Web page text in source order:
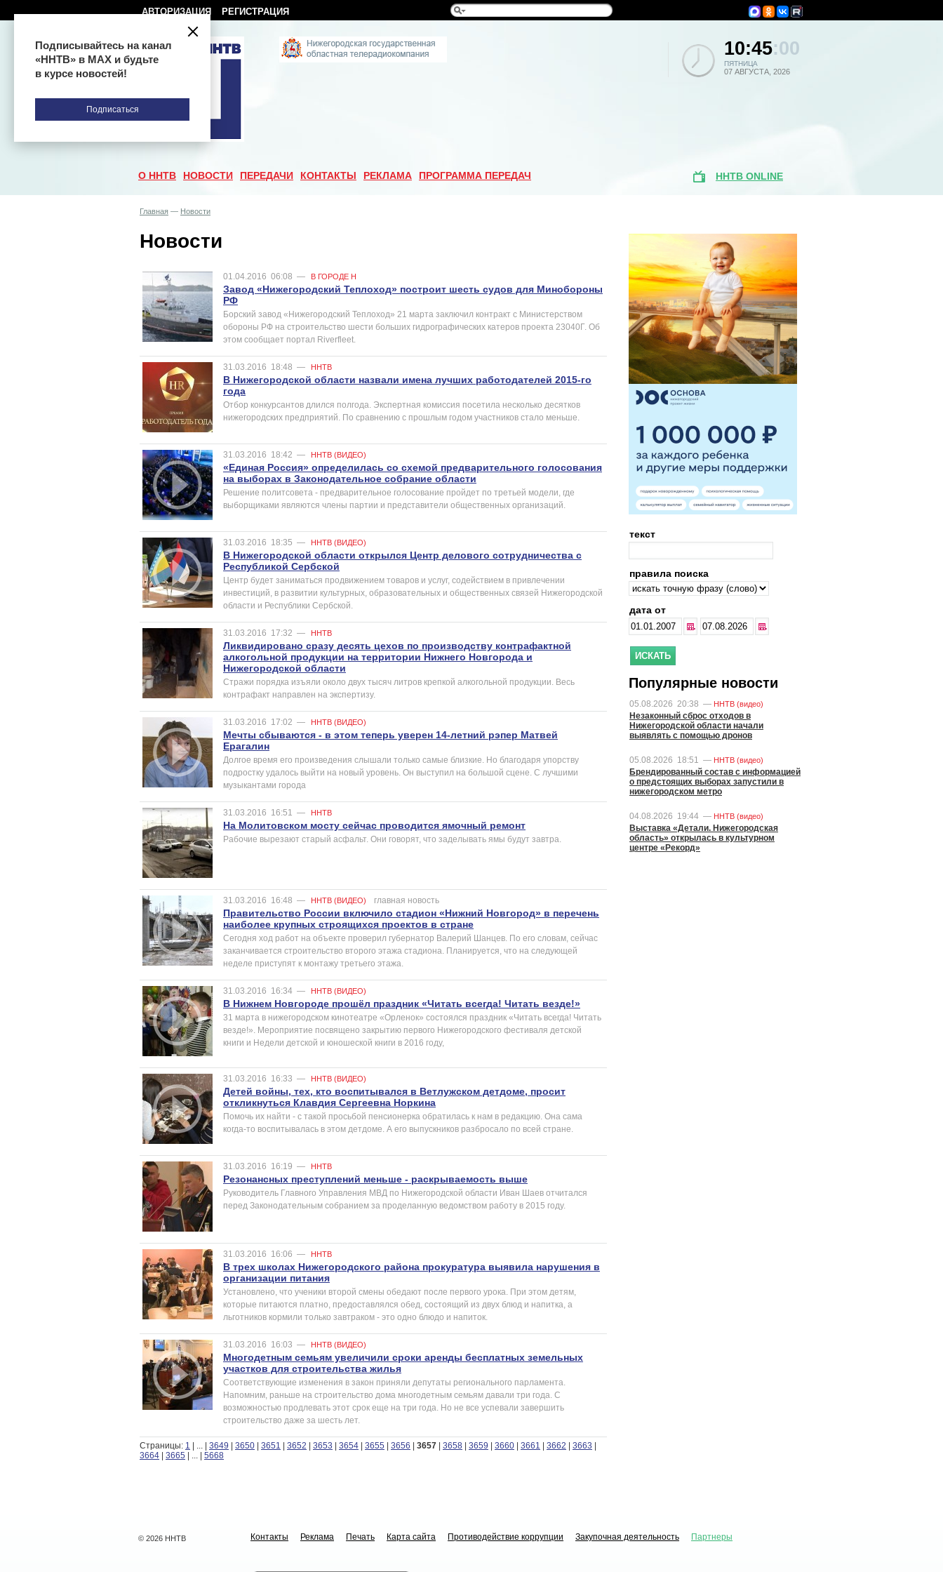
АВТОРИЗАЦИЯ РЕГИСТРАЦИЯ
10:45:00
ПЯТНИЦА
07 АВГУСТА, 2026
О ННТВ НОВОСТИ ПЕРЕДАЧИ КОНТАКТЫ РЕКЛАМА ПРОГРАММА ПЕРЕДАЧ ННТВ ONLINE
Главная — Новости
Новости
01.04.2016 06:08 — В ГОРОДЕ Н
Завод «Нижегородский Теплоход» построит шесть судов для Минобороны
РФ
Борский завод «Нижегородский Теплоход» 21 марта заключил контракт с Министерством
обороны РФ на строительство шести больших гидрографических катеров проекта 23040Г. Об
этом сообщает портал Riverfleet.
31.03.2016 18:48 — ННТВ
В Нижегородской области назвали имена лучших работодателей 2015-го
года
Отбор конкурсантов длился полгода. Экспертная комиссия посетила несколько десятков
нижегородских предприятий. По сравнению с прошлым годом участников стало меньше.
31.03.2016 18:42 — ННТВ (ВИДЕО)
«Единая Россия» определилась со схемой предварительного голосования
на выборах в Законодательное собрание области
Решение политсовета - предварительное голосование пройдет по третьей модели, где
выборщиками являются члены партии и представители общественных организаций.
31.03.2016 18:35 — ННТВ (ВИДЕО)
В Нижегородской области открылся Центр делового сотрудничества с
Республикой Сербской
Центр будет заниматься продвижением товаров и услуг, содействием в привлечении
инвестиций, в развитии культурных, образовательных и общественных связей Нижегородской
области и Республики Сербской.
31.03.2016 17:32 — ННТВ
Ликвидировано сразу десять цехов по производству контрафактной
алкогольной продукции на территории Нижнего Новгорода и
Нижегородской области
Стражи порядка изъяли около двух тысяч литров крепкой алкогольной продукции. Весь
контрафакт направлен на экспертизу.
31.03.2016 17:02 — ННТВ (ВИДЕО)
Мечты сбываются - в этом теперь уверен 14-летний рэпер Матвей
Ерагалин
Долгое время его произведения слышали только самые близкие. Но благодаря упорству
подростку удалось выйти на новый уровень. Он выступил на большой сцене. С лучшими
музыкантами города
31.03.2016 16:51 — ННТВ
На Молитовском мосту сейчас проводится ямочный ремонт
Рабочие вырезают старый асфальт. Они говорят, что заделывать ямы будут завтра.
31.03.2016 16:48 — ННТВ (ВИДЕО) главная новость
Правительство России включило cтадион «Нижний Новгород» в перечень
наиболее крупных строящихся проектов в стране
Сегодня ход работ на объекте проверил губернатор Валерий Шанцев. По его словам, сейчас
заканчивается строительство второго этажа стадиона. Планируется, что на следующей
неделе приступят к монтажу третьего этажа.
31.03.2016 16:34 — ННТВ (ВИДЕО)
В Нижнем Новгороде прошёл праздник «Читать всегда! Читать везде!»
31 марта в нижегородском кинотеатре «Орленок» состоялся праздник «Читать всегда! Читать
везде!». Мероприятие посвящено закрытию первого Нижегородского фестиваля детской
книги и Недели детской и юношеской книги в 2016 году,
31.03.2016 16:33 — ННТВ (ВИДЕО)
Детей войны, тех, кто воспитывался в Ветлужском детдоме, просит
откликнуться Клавдия Сергеевна Норкина
Помочь их найти - с такой просьбой пенсионерка обратилась к нам в редакцию. Она сама
когда-то воспитывалась в этом детдоме. А его выпускников разбросало по всей стране.
31.03.2016 16:19 — ННТВ
Резонансных преступлений меньше - раскрываемость выше
Руководитель Главного Управления МВД по Нижегородской области Иван Шаев отчитался
перед Законодательным собранием за проделанную ведомством работу в 2015 году.
31.03.2016 16:06 — ННТВ
В трех школах Нижегородского района прокуратура выявила нарушения в
организации питания
Установлено, что ученики второй смены обедают после первого урока. При этом детям,
которые питаются платно, предоставлялся обед, состоящий из двух блюд и напитка, а
льготников кормили только завтраком - это одно блюдо и напиток.
31.03.2016 16:03 — ННТВ (ВИДЕО)
Многодетным семьям увеличили сроки аренды бесплатных земельных
участков для строительства жилья
Соответствующие изменения в закон приняли депутаты регионального парламента.
Напомним, раньше на строительство дома многодетным семьям давали три года. С
возможностью продлевать этот срок еще на три года. Но не все успевали завершить
строительство даже за шесть лет.
Страницы: 1 | | 3649 | 3650 | 3651 | 3652 | 3653 | 3654 | 3655 | 3656 | 3657 | 3658 | 3659 | 3660 | 3661 | 3662 | 3663 |
3664 | 3665 | | 5668
текст
правила поиска
дата от
... ...
Популярные новости
05.08.2026 20:38 — ННТВ (видео)
Незаконный сброс отходов в
Нижегородской области начали
выявлять с помощью дронов
05.08.2026 18:51 — ННТВ (видео)
Брендированный состав с информацией
о предстоящих выборах запустили в
нижегородском метро
04.08.2026 19:44 — ННТВ (видео)
Выставка «Детали. Нижегородская
область» открылась в культурном
центре «Рекорд»
© 2026 ННТВ Контакты Реклама Печать Карта сайта Противодействие коррупции Закупочная деятельность Партнеры
Подписывайтесь на канал
«ННТВ» в МАХ и будьте
в курсе новостей!
Подписаться